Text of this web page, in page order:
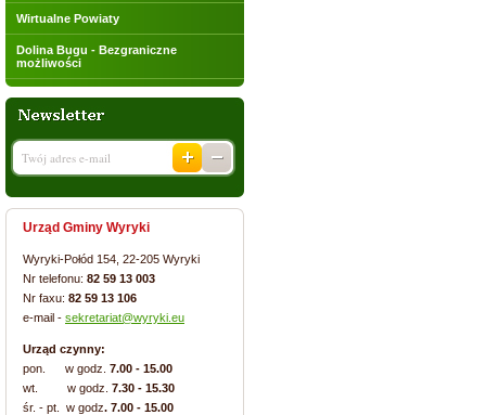
Wirtualne Powiaty
Dolina Bugu - Bezgraniczne
możliwości
Urząd Gminy Wyryki
Wyryki-Połód 154, 22-205 Wyryki
Nr telefonu: 82 59 13 003
Nr faxu: 82 59 13 106
e-mail - sekretariat@wyryki.eu
Urząd czynny:
pon. w godz. 7.00 - 15.00
wt. w godz. 7.30 - 15.30
śr. - pt. w godz. 7.00 - 15.00